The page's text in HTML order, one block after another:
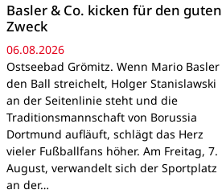
Basler & Co. kicken für den guten
Zweck
06.08.2026
Ostseebad Grömitz. Wenn Mario Basler
den Ball streichelt, Holger Stanislawski
an der Seitenlinie steht und die
Traditionsmannschaft von Borussia
Dortmund aufläuft, schlägt das Herz
vieler Fußballfans höher. Am Freitag, 7.
August, verwandelt sich der Sportplatz
an der…